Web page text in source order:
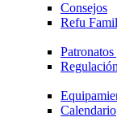
Consejos
Refu
Calendario